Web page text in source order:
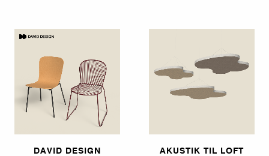
DAVID DESIGN AKUSTIK TIL LOFT